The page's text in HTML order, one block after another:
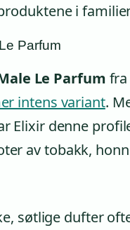
i
Parfum
Le Parfum fra
intens variant.
Elixir denne
av tobakk,
søtlige dufter